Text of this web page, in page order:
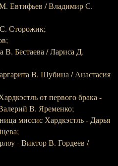
Евтифьев / Владимир С.
Сторожик;
В. Бестаева / Лариса Д.
В. Шубина / Анастасия
от первого брака -
В. Яременко;
миссис Хардкэстль - Дарья
- Виктор В. Гордеев /